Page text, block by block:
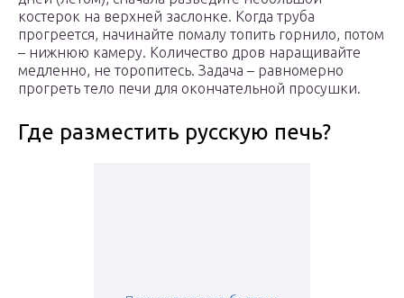
костерок на верхней заслонке. Когда труба
прогреется, начинайте помалу топить горнило, потом
– нижнюю камеру. Количество дров наращивайте
медленно, не торопитесь. Задача – равномерно
прогреть тело печи для окончательной просушки.
Где разместить русскую печь?